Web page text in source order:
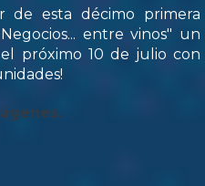
de esta décimo primera
entre vinos" un
el próximo 10 de julio con